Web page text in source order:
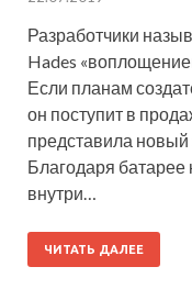
Разработчики
Hades
Если планам
он поступит в
представила новый
Благодаря батарее
внутри…
ЧИТАТЬ ДАЛЕЕ